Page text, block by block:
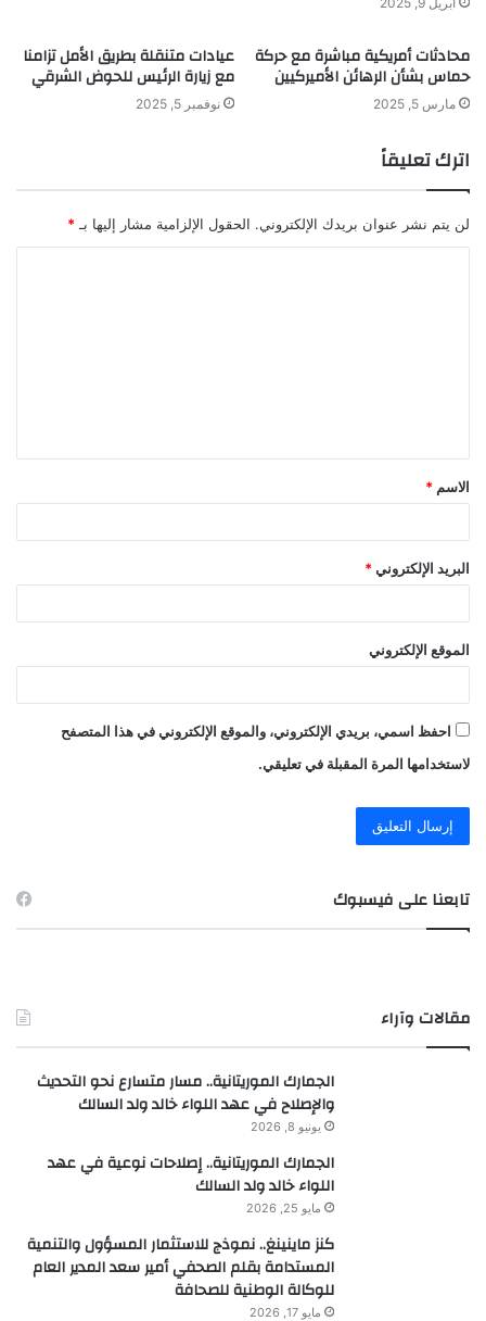
محادثات أمريكية مباشرة مع حركة
حماس بشأن الرهائن الأميركيين
مارس 5, 2025
عيادات متنقلة بطريق الأمل تزامنا
مع زيارة الرئيس للحوض الشرقي
نوفمبر 5, 2025
اترك تعليقاً
لن يتم نشر عنوان بريدك الإلكتروني. الحقول الإلزامية مشار إليها بـ *
ق
*
الاسم *
البريد الإلكتروني *
الموقع الإلكتروني
احفظ اسمي، بريدي الإلكتروني، والموقع الإلكتروني في هذا المتصفح
لاستخدامها المرة المقبلة في تعليقي.
تابعنا على فيسبوك
مقالات وآراء
الجمارك الموريتانية.. مسار متسارع نحو التحديث
والإصلاح في عهد اللواء خالد ولد السالك
يونيو 8, 2026
الجمارك الموريتانية.. إصلاحات نوعية في عهد
اللواء خالد ولد السالك
مايو 25, 2026
كنز ماينينغ.. نموذج للاستثمار المسؤول والتنمية
المستدامة بقلم الصحفي أمير سعد المدير العام
للوكالة الوطنية للصحافة
مايو 17, 2026